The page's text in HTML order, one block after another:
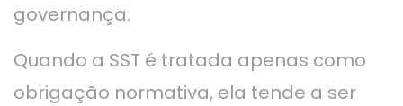
governança.
Quando a SST é tratada apenas como
obrigação normativa, ela tende a ser